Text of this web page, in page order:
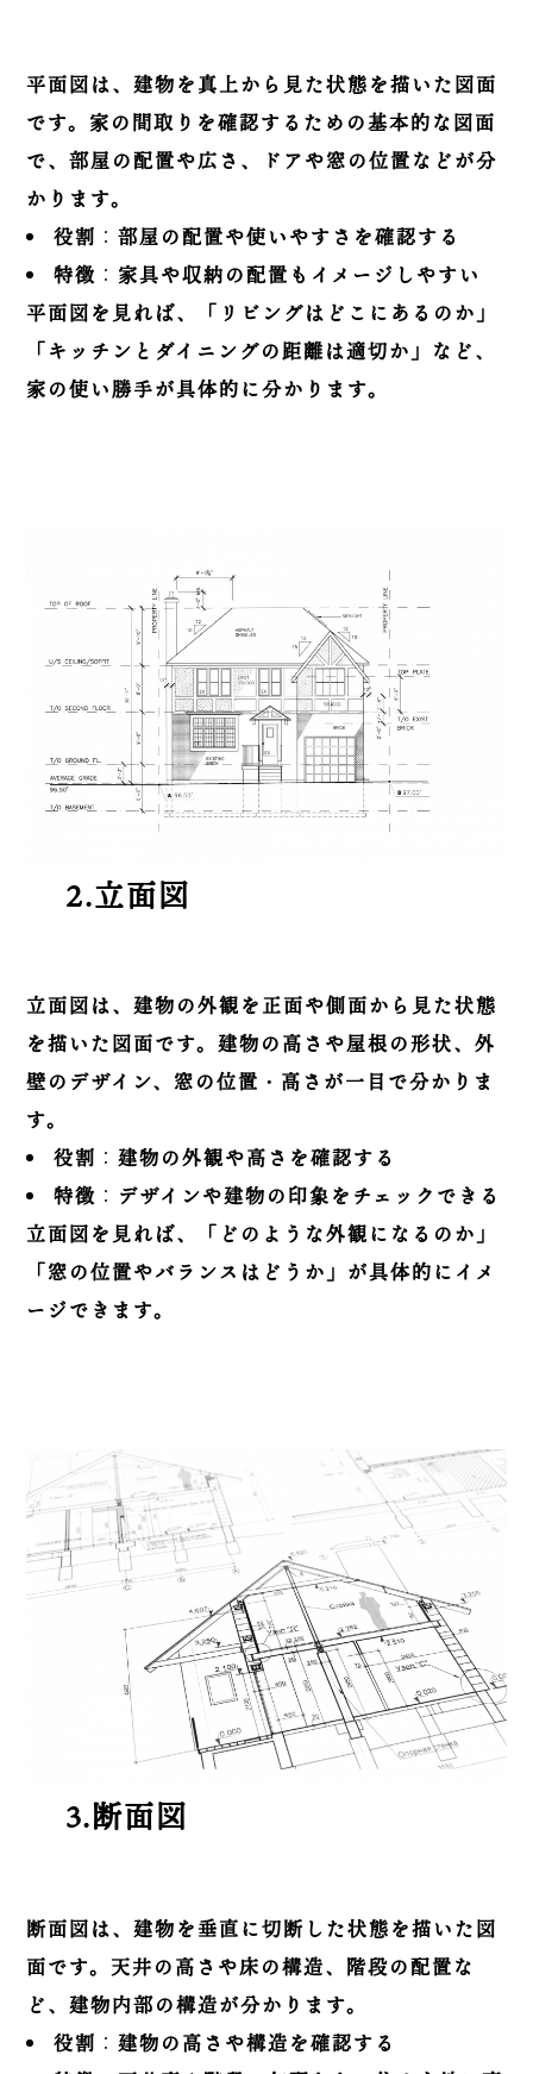
平面図は、建物を真上から見た状態を描いた図面
です。家の間取りを確認するための基本的な図面
で、部屋の配置や広さ、ドアや窓の位置などが分
かります。
役割 ：部屋の配置や使いやすさを確認する
特徴 ： 家具や収納の配置もイメージしやすい
平面図を見れば、「リビングはどこにあるのか」
「キッチンとダイニングの距離は適切か」など、
家の使い勝手が具体的に分かります。
2.立面図
立面図は、建物の外観を正面や側面から見た状態
を描いた図面です。建物の高さや屋根の形状、外
壁のデザイン、窓の位置・高さが一目で分かりま
す。
役割 ：建物の外観や高さを確認する
特徴 ： デザインや建物の印象をチェックできる
立面図を見れば、「どのような外観になるのか」
「窓の位置やバランスはどうか」が具体的にイメ
ージできます。
3.断面図
断面図は、建物を垂直に切断した状態を描いた図
面です。天井の高さや床の構造、階段の配置な
ど、建物内部の構造が分かります。
役割 ：建物の高さや構造を確認する